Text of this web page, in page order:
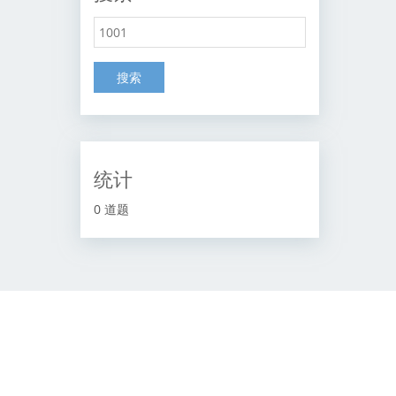
搜索
统计
0 道题